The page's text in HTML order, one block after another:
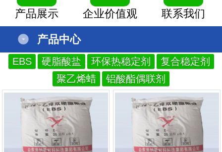
产品展示 企业价值观 联系我们
产品中心
EBS 硬脂酸盐 环保热稳定剂
复合稳定剂
聚乙烯蜡
铝酸酯偶联剂